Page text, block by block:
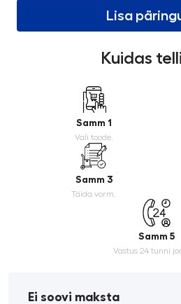
Lisa
Kuidas
Samm 1
Vali toode.
Samm 3
Täida vorm.
Samm 5
Vastus 24 tunni
Ei soovi maksta